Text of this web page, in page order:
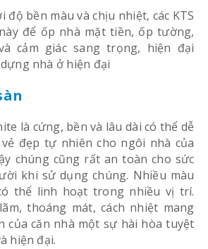
độ bền màu và chịu nhiệt, các KTS
để ốp nhà mặt tiền, ốp tường,
cảm giác sang trọng, hiện đại
nhà ở hiện đại
là cứng, bền và lâu dài có thể dễ
đẹp tự nhiên cho ngôi nhà của
chúng cũng rất an toàn cho sức
khi sử dụng chúng. Nhiều màu
thể linh hoạt trong nhiều vị trí.
thoáng mát, cách nhiệt mang
của căn nhà một sự hài hòa tuyệt
hiện đại.